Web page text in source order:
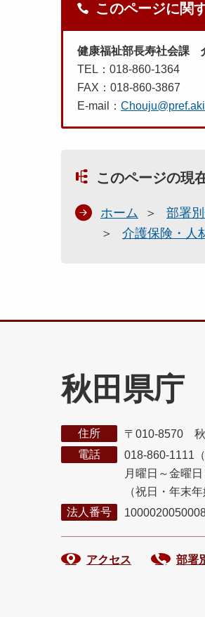
このページに関
健康福祉部長寿社会課
TEL：018-860-1364
FAX：018-860-3867
E-mail：
このページの現
ホーム 部署
介護保険・人
秋田県庁
住所
〒010-8570 秋
電話
018-860-1111（
月曜日～金曜
（祝日・年末年
法人番号
アクセス 部署